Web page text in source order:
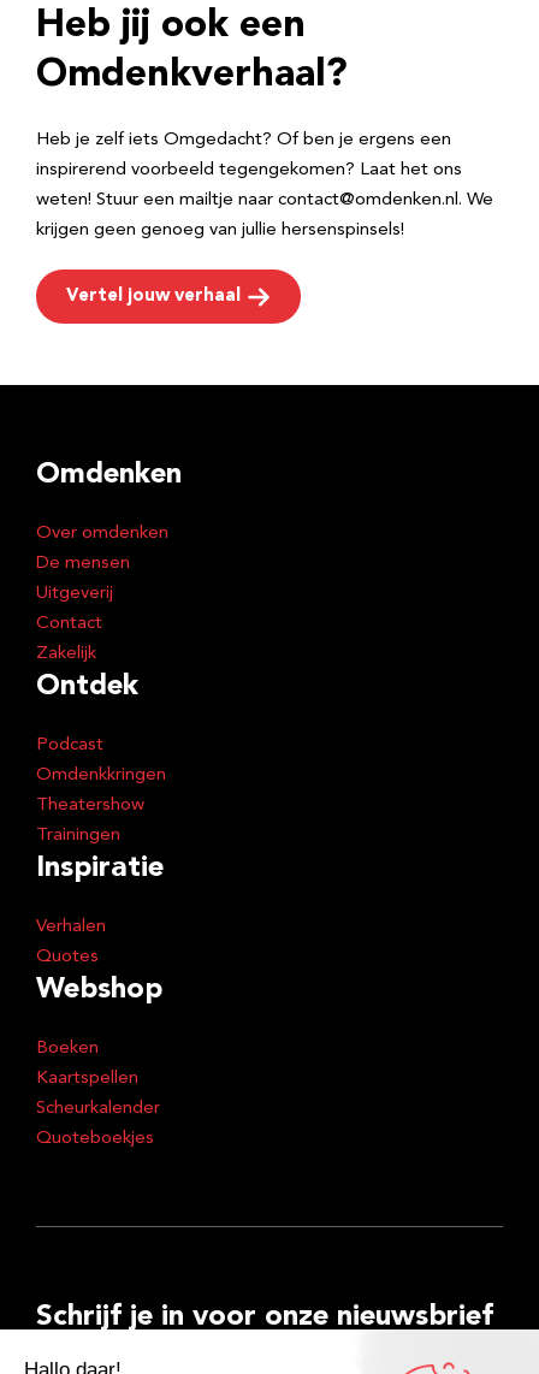
r
e
Heb jij ook een
Omdenkverhaal?
Heb je zelf iets Omgedacht? Of ben je ergens een
inspirerend voorbeeld tegengekomen? Laat het ons
weten! Stuur een mailtje naar contact@omdenken.nl. We
krijgen geen genoeg van jullie hersenspinsels!
Vertel jouw verhaal
Omdenken
Over omdenken
De mensen
Uitgeverij
Contact
Zakelijk
Ontdek
Podcast
Omdenkkringen
Theatershow
Trainingen
Inspiratie
Verhalen
Quotes
Webshop
Boeken
Kaartspellen
Scheurkalender
Quoteboekjes
Schrijf je in voor onze nieuwsbrief